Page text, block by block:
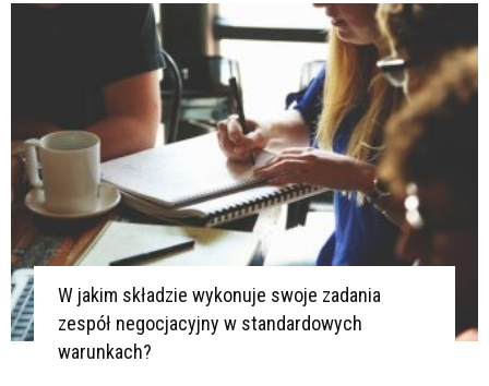
W jakim składzie wykonuje swoje zadania
zespół negocjacyjny w standardowych
warunkach?